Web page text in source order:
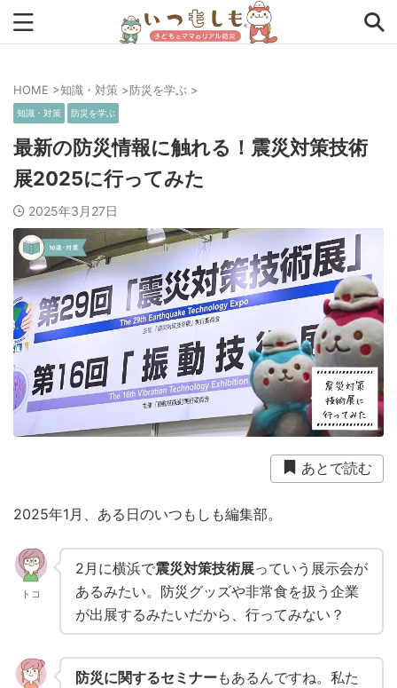
タグから探す
0次の備え 1次の備え 2次の備え まとめ
アプリ アルファ米 インタビュー
チェックリスト
ローリングストック 主食 事前対策 住まい
停電 備蓄 収納 台風 在宅避難 地震
夏 外出中 外出先 幼児 座談会
暮らし方 検証 特別企画 生理 発災直後
衛生用品 被災中 豪雨 赤ちゃん 避難前
食事
HOME >知識・対策 >防災を学ぶ >
知識・対策 防災を学ぶ
最新の防災情報に触れる！震災対策技術
展2025に行ってみた
2025年3月27日
あとで読む
2025年1月、ある日のいつもしも編集部。
トコ
2月に横浜で震災対策技術展っていう展示会が
あるみたい。防災グッズや非常食を扱う企業
が出展するみたいだから、行ってみない？
防災に関するセミナーもあるんですね。私た